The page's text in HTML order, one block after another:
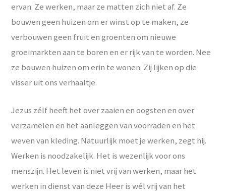
ervan. Ze werken, maar ze matten zich niet af. Ze
bouwen geen huizen om er winst op te maken, ze
verbouwen geen fruit en groenten om nieuwe
groeimarkten aan te boren en er rijk van te worden. Nee
ze bouwen huizen om erin te wonen. Zij lijken op die
visser uit ons verhaaltje.
Jezus zélf heeft het over zaaien en oogsten en over
verzamelen en het aanleggen van voorraden en het
weven van kleding. Natuurlijk moet je werken, zegt hij.
Werken is noodzakelijk. Het is wezenlijk voor ons
menszijn. Het leven is niet vrij van werken, maar het
werken in dienst van deze Heer is wél vrij van het